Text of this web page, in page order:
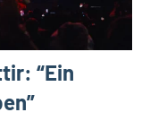
“Ein